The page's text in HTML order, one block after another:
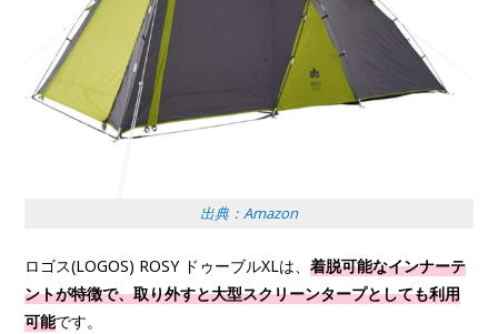
出典：Amazon
ロゴス(LOGOS) ROSY ドゥーブルXLは、着脱可能なインナーテ
ントが特徴で、取り外すと大型スクリーンタープとしても利用
可能です。